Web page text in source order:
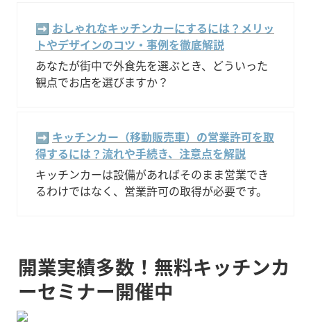
➡️ おしゃれなキッチンカーにするには？メリッ
トやデザインのコツ・事例を徹底解説
あなたが街中で外食先を選ぶとき、どういった
観点でお店を選びますか？
➡️ キッチンカー（移動販売車）の営業許可を取
得するには？流れや手続き、注意点を解説
キッチンカーは設備があればそのまま営業でき
るわけではなく、営業許可の取得が必要です。
開業実績多数！無料キッチンカ
ーセミナー開催中